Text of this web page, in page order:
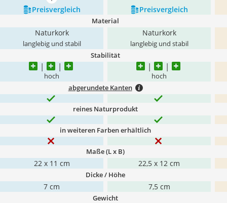
Preis­vergleich
Preis­vergleich
Material
Naturkork
langlebig und stabil
Naturkork
langlebig und stabil
Stabilität
hoch hoch
abgerundete Kanten
reines Naturprodukt
in weiteren Farben erhältlich
Maße (L x B)
22 x 11 cm 22,5 x 12 cm
Dicke / Höhe
7 cm 7,5 cm
Gewicht